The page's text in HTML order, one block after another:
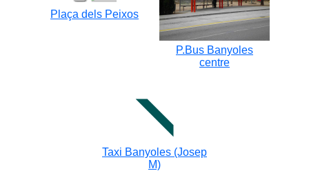
Plaça dels Peixos
P.Bus Banyoles
centre
Taxi Banyoles (Josep
M)